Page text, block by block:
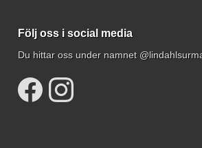
Följ oss i social media
Du hittar oss under namnet